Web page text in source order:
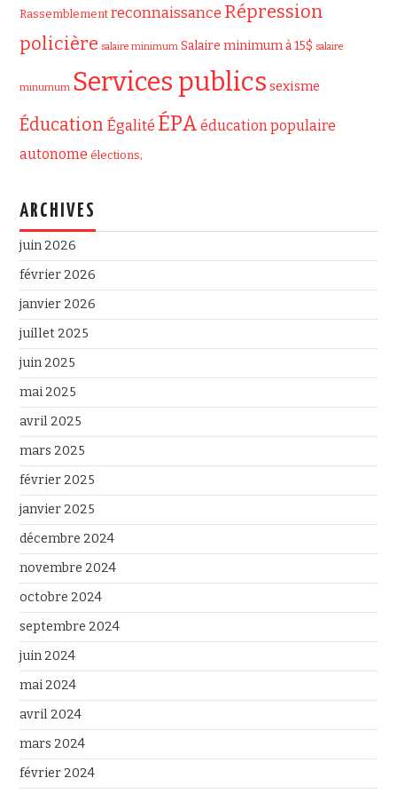
Rassemblement reconnaissance Répression
policière salaire minimum Salaire minimum à 15$ salaire
minumum Services publics sexisme
Éducation Égalité ÉPA éducation populaire
autonome élections;
ARCHIVES
juin 2026
février 2026
janvier 2026
juillet 2025
juin 2025
mai 2025
avril 2025
mars 2025
février 2025
janvier 2025
décembre 2024
novembre 2024
octobre 2024
septembre 2024
juin 2024
mai 2024
avril 2024
mars 2024
février 2024